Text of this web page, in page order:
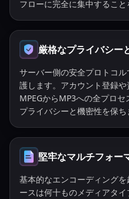
フローに完全に集中すること
厳格なプライバシー
サーバー側の安全プロトコ
護します。アカウント登録や
MPEGからMP3への全プロ
プライバシーと機密性を保ち
堅牢なマルチフォー
基本的なエンコーディング
ースは何十ものメディアタ